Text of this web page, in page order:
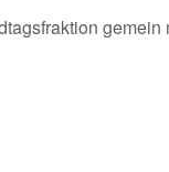
gemein